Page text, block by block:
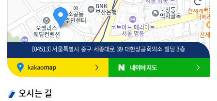
100m
[04513] 서울특별시 중구 세종대로 39 대한상공회의소 빌딩 3층
오시는 길